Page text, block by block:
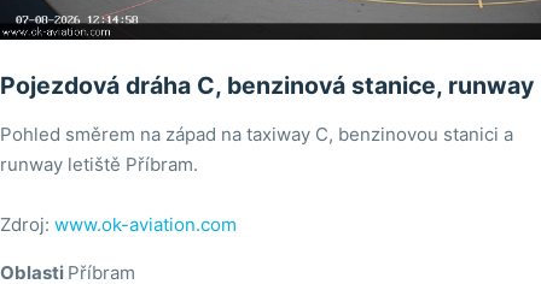
Pojezdová dráha C, benzinová stanice, runway
Pohled směrem na západ na taxiway C, benzinovou stanici a
runway letiště Příbram.
Zdroj: www.ok-aviation.com
Oblasti Příbram